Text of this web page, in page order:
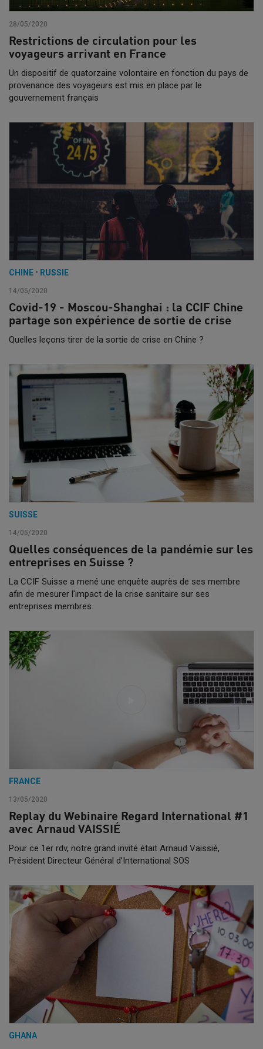
28/05/2020
Restrictions de circulation pour les
voyageurs arrivant en France
Un dispositif de quatorzaine volontaire en fonction du pays de
provenance des voyageurs est mis en place par le
gouvernement français
CHINE • RUSSIE
14/05/2020
Covid-19 - Moscou-Shanghai : la CCIF Chine
partage son expérience de sortie de crise
Quelles leçons tirer de la sortie de crise en Chine ?
SUISSE
14/05/2020
Quelles conséquences de la pandémie sur les
entreprises en Suisse ?
La CCIF Suisse a mené une enquête auprès de ses membre
afin de mesurer l'impact de la crise sanitaire sur ses
entreprises membres.
FRANCE
13/05/2020
Replay du Webinaire Regard International #1
avec Arnaud VAISSIÉ
Pour ce 1er rdv, notre grand invité était Arnaud Vaissié,
Président Directeur Général d’International SOS
GHANA